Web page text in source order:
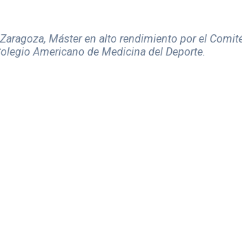
Máster en alto rendimiento por el
Americano de Medicina del Deporte.